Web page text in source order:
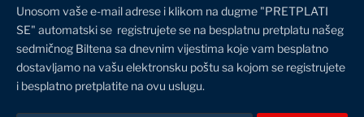
Unosom vaše e-mail adrese i klikom na dugme "PRETPLATI
SE" automatski se registrujete se na besplatnu pretplatu našeg
sedmičnog Biltena sa dnevnim vijestima koje vam besplatno
dostavljamo na vašu elektronsku poštu sa kojom se registrujete
i besplatno pretplatite na ovu uslugu.